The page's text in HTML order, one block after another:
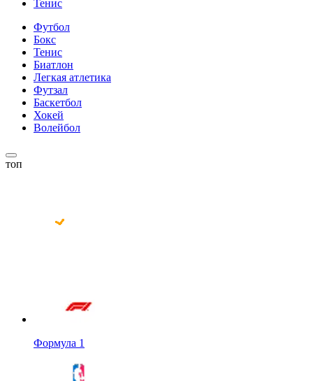
Тенис
Футбол
Бокс
Тенис
Биатлон
Легкая атлетика
Футзал
Баскетбол
Хокей
Волейбол
топ
Формула 1